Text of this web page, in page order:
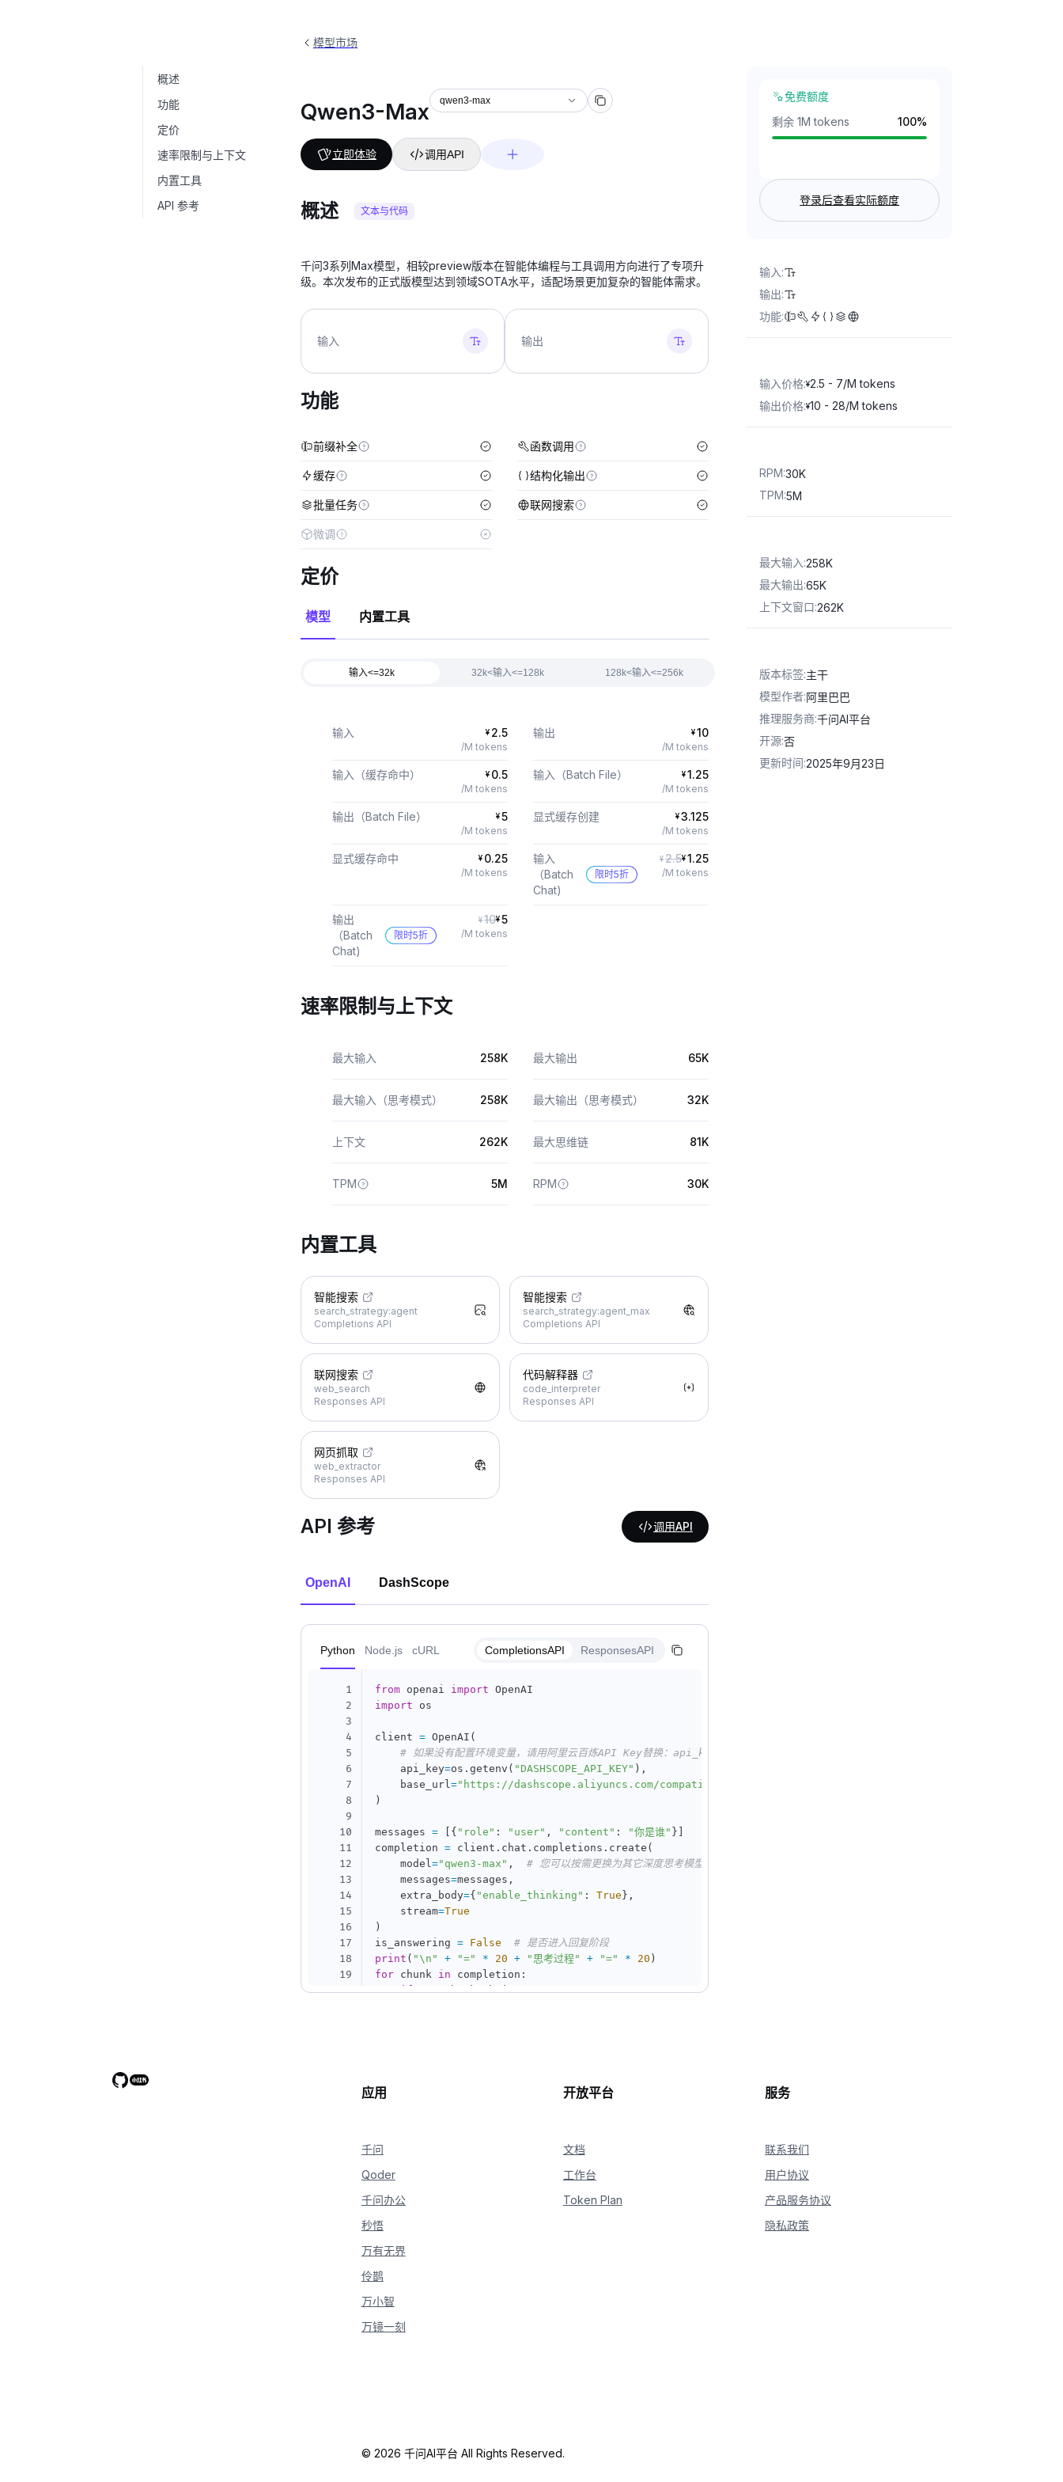
概述
功能
定价
速率限制与上下文
内置工具
API 参考
模型市场
Qwen3-Max qwen3-max
立即体验 调用API
概述 文本与代码
千问3系列Max模型，相较preview版本在智能体编程与工具调用方向进行了专项升
级。本次发布的正式版模型达到领域SOTA水平，适配场景更加复杂的智能体需求。
输入 输出
功能
前缀补全 函数调用
缓存 结构化输出
批量任务 联网搜索
微调
定价
模型 内置工具
输入<=32k 32k<输入<=128k 128k<输入<=256k
输入 ¥ 2.5
/M tokens
输出 ¥10
/M tokens
输入（缓存命中） ¥ 0.5
/M tokens
输入（Batch File） ¥1.25
/M tokens
输出（Batch File） ¥5
/M tokens
显式缓存创建 ¥3.125
/M tokens
显式缓存命中 ¥ 0.25
/M tokens
输入
（Batch
Chat)
限时5折
¥2.5¥1.25
/M tokens
输出
（Batch
Chat)
限时5折
¥10¥5
/M tokens
速率限制与上下文
最大输入 258K 最大输出 65K
最大输入（思考模式） 258K 最大输出（思考模式） 32K
上下文 262K 最大思维链 81K
TPM 5M RPM 30K
内置工具
智能搜索
search_strategy:agent
Completions API
智能搜索
search_strategy:agent_max
Completions API
联网搜索
web_search
Responses API
代码解释器
code_interpreter
Responses API
网页抓取
web_extractor
Responses API
API 参考 调用API
OpenAI DashScope
Python Node.js cURL CompletionsAPI ResponsesAPI
1
2
3
4
5
6
7
8
9
10
11
12
13
14
15
16
17
18
19
20
from openai import
import os
client = OpenAI (
# 如果没有配置环境变量，请用阿里云百炼API Key替换：api_key="sk-xxx"
    api_key
=os . getenv ( "DASHSCOPE_API_KEY" ) ,
    base_url
="https://dashscope.aliyuncs.com/compatible-mode/v1"
)
messages = { "role" : "user" , "content" : "你是谁" }
completion = client . chat . completions . create (
    model
="qwen3-max" ,
# 您可以按需更换为其它深度思考模型
    messages
=messages ,
    extra_body
={ "enable_thinking" : True } ,
    stream
=True
)
is_answering = False
# 是否进入回复阶段
print ( "\n" + "=" * 20 + "思考过程" + "=" * 20 )
for chunk in completion :
if not chunk.choices:
"content") and delta
end=""
免费额度
剩余 1M tokens
100%
登录后查看实际额度
输入:
输出:
功能:
输入价格:¥2.5 - 7/M tokens
输出价格:¥10 - 28/M tokens
RPM:30K
TPM:5M
最大输入:258K
最大输出:65K
上下文窗口:262K
版本标签:主干
模型作者:阿里巴巴
推理服务商:千问AI平台
开源:否
更新时间:2025年9月23日
应用
千问
Qoder
千问办公
秒悟
万有无界
伶鹊
万小智
万镜一刻
开放平台
文档
工作台
Token Plan
服务
联系我们
用户协议
产品服务协议
隐私政策
© 2026 千问AI平台 All Rights Reserved.